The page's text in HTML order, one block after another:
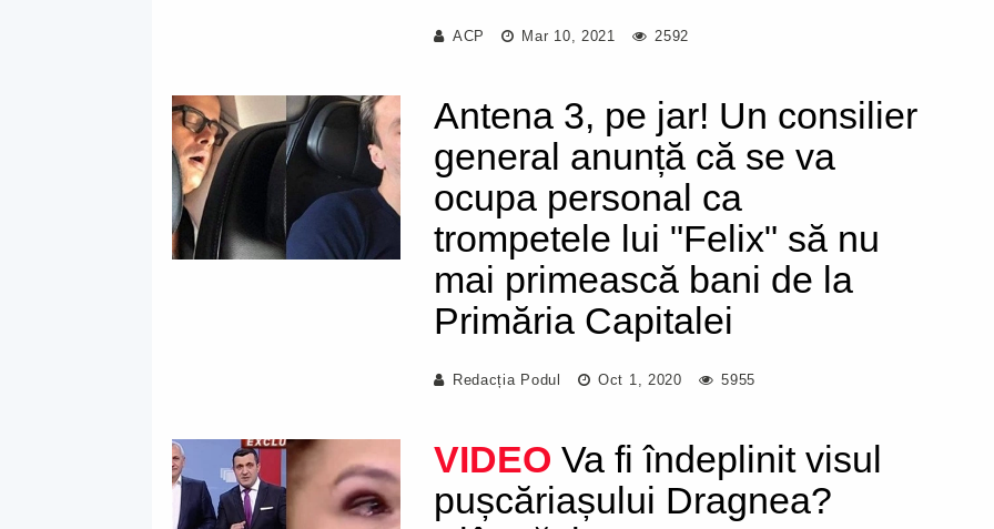
ACP Mar 10, 2021 2592
Antena 3, pe jar! Un consilier
general anunță că se va
ocupa personal ca
trompetele lui "Felix" să nu
mai primească bani de la
Primăria Capitalei
Redacția Podul Oct 1, 2020 5955
VIDEO Va fi îndeplinit visul
pușcăriașului Dragnea?